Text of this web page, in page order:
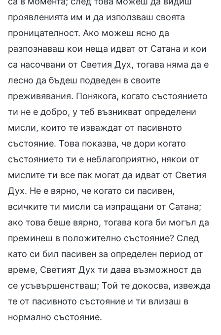
проявленията им и да използваш своята
проницателност. Ако можеш ясно да
разпознаваш кои неща идват от Сатана и кои
са насочвани от Светия Дух, тогава няма да е
лесно да бъдеш подведен в своите
преживявания. Понякога, когато състоянието
ти не е добро, у теб възникват определени
мисли, които те изваждат от пасивното
състояние. Това показва, че дори когато
състоянието ти е неблагоприятно, някои от
мислите ти все пак могат да идват от Светия
Дух. Не е вярно, че когато си пасивен,
всичките ти мисли са изпращани от Сатана;
ако това беше вярно, тогава кога би могъл да
преминеш в положително състояние? След
като си бил пасивен за определен период от
време, Светият Дух ти дава възможност да
се усъвършенстваш; Той те докосва, извежда
те от пасивното състояние и ти влизаш в
нормално състояние.